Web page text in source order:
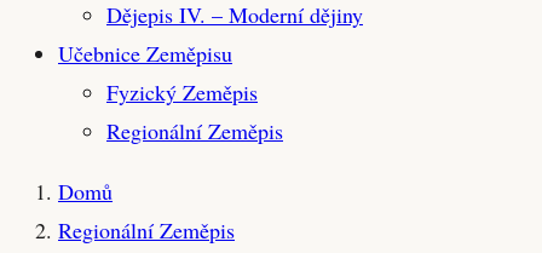
Dějepis IV. – Moderní dějiny
Učebnice Zeměpisu
Fyzický Zeměpis
Regionální Zeměpis
Domů
Regionální Zeměpis